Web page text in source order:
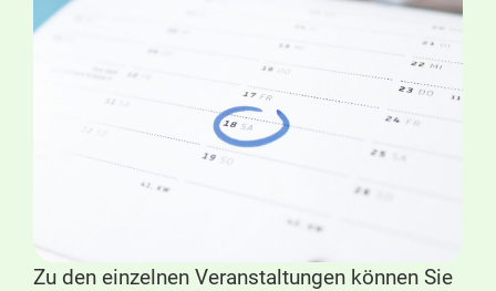
Zu den einzelnen Veranstaltungen können Sie